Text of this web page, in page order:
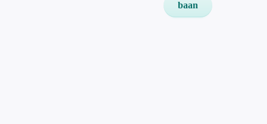
baan